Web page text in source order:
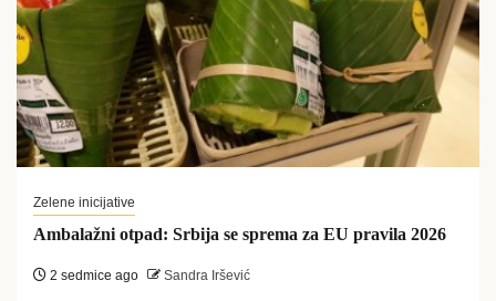
Zelene inicijative
Ambalažni otpad: Srbija se sprema za EU pravila 2026
2 sedmice ago Sandra Iršević